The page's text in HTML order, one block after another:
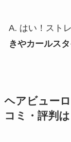
A. はい！スト
きやカールス
ヘアビュー
コミ・評判は